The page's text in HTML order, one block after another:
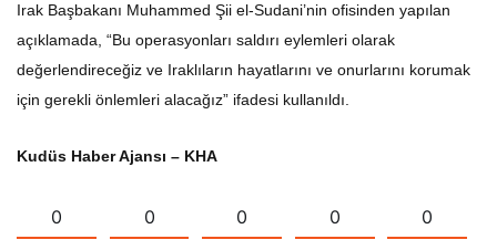
Irak Başbakanı Muhammed Şii el-Sudani’nin ofisinden yapılan
açıklamada, “Bu operasyonları saldırı eylemleri olarak
değerlendireceğiz ve Iraklıların hayatlarını ve onurlarını korumak
için gerekli önlemleri alacağız” ifadesi kullanıldı.
Kudüs Haber Ajansı – KHA
0 0 0 0 0